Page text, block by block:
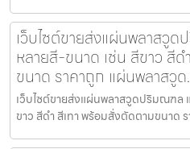
เว็บไซต์ขายส่งแผ่นพลาสวู
หลายสี-ขนาด เช่น สีขาว สี
ขนาด ราคาถูก แผ่นพลาสวู
เว็บไซต์ขายส่งแผ่นพลาสวูดปริมณฑล
ขาว สีดำ สีเทา พร้อมสั่งตัดตามขนาด